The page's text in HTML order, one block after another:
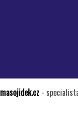
masojidek.cz-